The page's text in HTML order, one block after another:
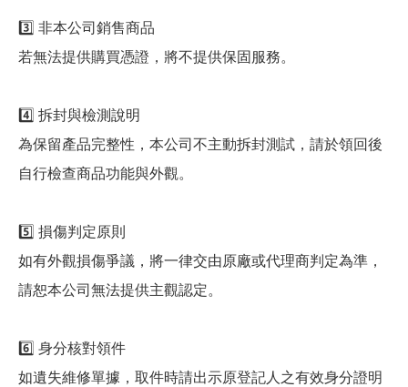
3️⃣ 非本公司銷售商品
若無法提供購買憑證，將不提供保固服務。
4️⃣ 拆封與檢測說明
為保留產品完整性，本公司不主動拆封測試，請於領回後
自行檢查商品功能與外觀。
5️⃣ 損傷判定原則
如有外觀損傷爭議，將一律交由原廠或代理商判定為準，
請恕本公司無法提供主觀認定。
6️⃣ 身分核對領件
如遺失維修單據，取件時請出示原登記人之有效身分證明